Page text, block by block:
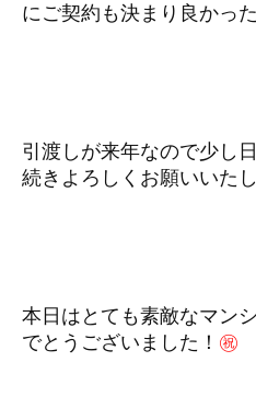
にご契約も決まり良かっ
引渡しが来年なので少し
続きよろしくお願いいたし
本日はとても素敵なマン
でとうございました！ ㊗